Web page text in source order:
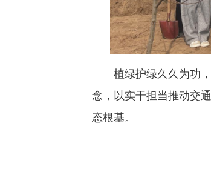
植绿护绿久久为功，
念，以实干担当推动交
态根基。